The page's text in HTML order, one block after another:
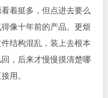
着挺多，但点进去要么
像十年前的产品。更烦
结构混乱，装上去根本
，后来才慢慢摸清楚哪
用。